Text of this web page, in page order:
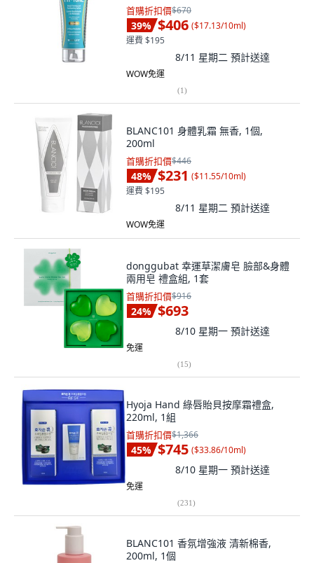
首購折扣價$670
39% $406 ($17.13/10ml)
運費 $195
8/11 星期二 預計送達
WOW免運
(1)
BLANC101 身體乳霜 無香, 1個,
200ml
首購折扣價$446
48% $231 ($11.55/10ml)
運費 $195
8/11 星期二 預計送達
WOW免運
donggubat 幸運草潔膚皂 臉部&身體
兩用皂 禮盒組, 1套
首購折扣價$916
24% $693
8/10 星期一 預計送達
免運
(15)
Hyoja Hand 綠唇貽貝按摩霜禮盒,
220ml, 1組
首購折扣價$1,366
45% $745 ($33.86/10ml)
8/10 星期一 預計送達
免運
(231)
BLANC101 香氛增強液 清新棉香,
200ml, 1個